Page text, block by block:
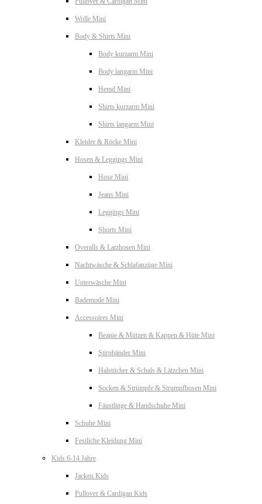
Wolle Mini
Body & Shirts Mini
Body kurzarm Mini
Body langarm Mini
Hemd Mini
Shirts kurzarm Mini
Shirts langarm Mini
Kleider & Röcke Mini
Hosen & Leggings Mini
Hose Mini
Jeans Mini
Leggings Mini
Shorts Mini
Overalls & Latzhosen Mini
Nachtwäsche & Schlafanzüge Mini
Unterwäsche Mini
Bademode Mini
Accessoires Mini
Beanie & Mützen & Kappen & Hüte Mini
Stirnbänder Mini
Halstücher & Schals & Lätzchen Mini
Socken & Strümpfe & Strumpfhosen Mini
Fäustlinge & Handschuhe Mini
Schuhe Mini
Festliche Kleidung Mini
Kids 6-14 Jahre
Jacken Kids
Pullover & Cardigan Kids